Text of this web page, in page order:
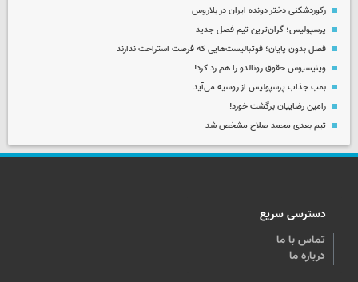
رکوردشکنی دختر دونده ایران در بلاروس
پرسپولیس؛ گران‌ترین تیم فصل جدید
فصل بدون پایان؛ فوتبالیست‌هایی که فرصت استراحت ندارند
وینیسیوس حقوق رونالدو را هم رد کرد!
بمب جذاب پرسپولیس از روسیه می‌آید
رامین رضاییان برگشت خورد!
تیم بعدی محمد صلاح مشخص شد
دسترسی سریع
تماس با ما
درباره ما